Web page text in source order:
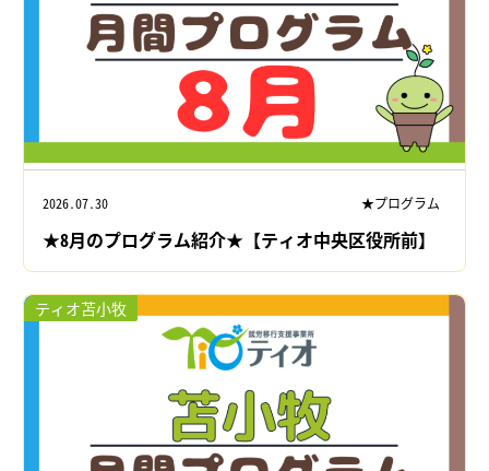
2026.07.30 ★プログラム
★8月のプログラム紹介★【ティオ中央区役所前】
ティオ苫小牧